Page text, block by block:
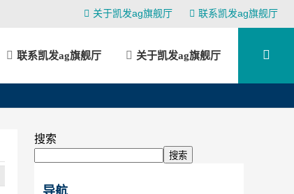
关于凯发ag旗舰厅 联系凯发ag旗舰厅
联系凯发ag旗舰厅 关于凯发ag旗舰厅
搜索
搜索
导航